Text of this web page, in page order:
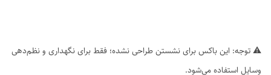
⚠️ توجه: این باکس برای نشستن طراحی نشده؛ فقط برای نگهداری و نظم‌دهی
وسایل استفاده می‌شود.